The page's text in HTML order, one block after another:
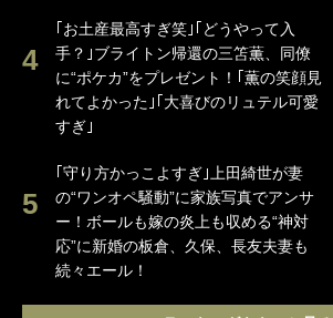
｢お土産最高すぎ笑｣｢どうやって入
手？｣ブライトン帰還の三笘薫、同僚
に“ポケカ”をプレゼント！｢薫の笑顔見
れてよかった｣｢大喜びのリュテル可愛
すぎ｣
｢守り方かっこよすぎ｣上田綺世が妻
の“ワンオペ騒動”に家族写真でアンサ
ー！ボールも嫁の炎上も収める“神対
応”に新婚の板倉、久保、長友夫妻も
続々エール！